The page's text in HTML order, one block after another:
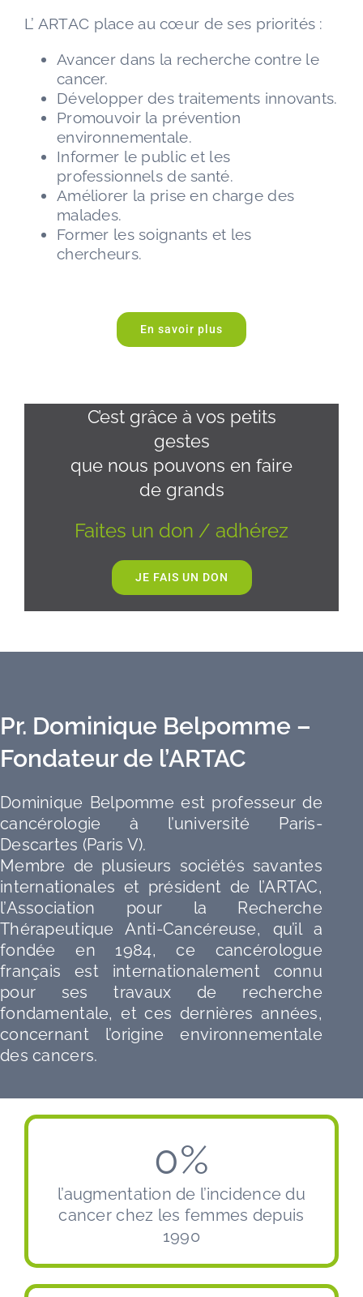
L’ ARTAC place au cœur de ses priorités :
Avancer dans la recherche contre le
cancer.
Développer des traitements innovants.
Promouvoir la prévention
environnementale.
Informer le public et les
professionnels de santé.
Améliorer la prise en charge des
malades.
Former les soignants et les
chercheurs.
En savoir plus
C’est grâce à vos petits
gestes
que nous pouvons en faire
de grands
Faites un don / adhérez
JE FAIS UN DON
Pr. Dominique Belpomme –
Fondateur de l’ARTAC
Dominique Belpomme est professeur de
cancérologie à l’université Paris-
Descartes (Paris V).
Membre de plusieurs sociétés savantes
internationales et président de l’ARTAC,
l’Association pour la Recherche
Thérapeutique Anti-Cancéreuse, qu’il a
fondée en 1984, ce cancérologue
français est internationalement connu
pour ses travaux de recherche
fondamentale, et ces dernières années,
concernant l’origine environnementale
des cancers.
0%
l’augmentation de l’incidence du
cancer chez les femmes depuis
1990